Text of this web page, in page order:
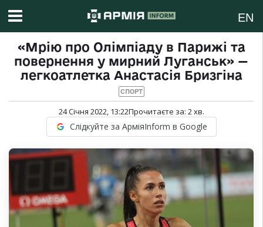
EN
«Мрію про Олімпіаду в Парижі та
повернення у мирний Луганськ» —
легкоатлетка Анастасія Бризгіна
СПОРТ
24 Січня 2022, 13:22Прочитаєте за: 2хв.
Слідкуйте за АрміяInform в Google